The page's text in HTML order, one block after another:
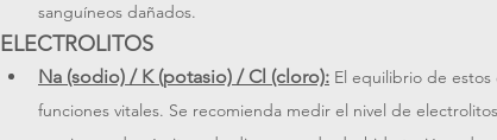
sanguíneos dañados.
ELECTROLITOS
Na (sodio) / K (potasio) / Cl (cloro): El equilibrio de
funciones vitales. Se recomienda medir el nivel de